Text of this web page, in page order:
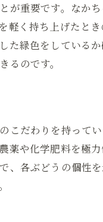
消費者参加型イベ
農園と消費者の共
日常の忙しさを忘れ
ぶどうを通じて得
ストレス解消に効
が重要です。なか
軽く持ち上げたと
た緑色をしている
るのです。
こだわりを持って
薬や化学肥料を極
、各ぶどうの個性